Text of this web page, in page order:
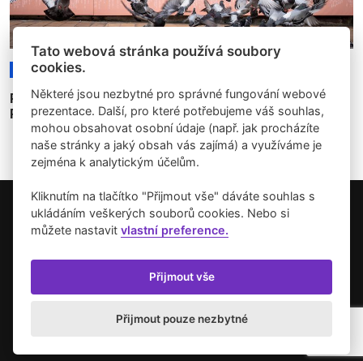
Rozhovory 24.10.2022
Překlápět svět do zvuku - rozhovor Pavla Klusáka s
Romanem Štětinou
Copyright © 2026 Umění pro město.
Vytvořilo studio Akcelero.cz
Zásady používání cookies
Tato webová stránka používá soubory
cookies.
Některé jsou nezbytné pro správné fungování webové
prezentace. Další, pro které potřebujeme váš souhlas,
mohou obsahovat osobní údaje (např. jak procházíte
naše stránky a jaký obsah vás zajímá) a využíváme je
zejména k analytickým účelům.
Kliknutím na tlačítko "Přijmout vše" dáváte souhlas s
ukládáním veškerých souborů cookies. Nebo si
můžete nastavitvlastní preference.
Přijmout vše
Přijmout pouze nezbytné